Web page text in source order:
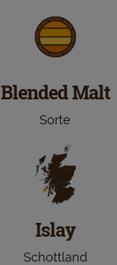
Blended Malt
Sorte
Islay
Schottland